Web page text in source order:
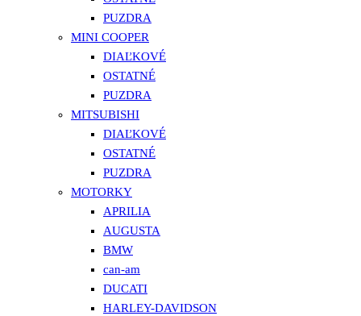
PUZDRA
MINI COOPER
DIAĽKOVÉ
OSTATNÉ
PUZDRA
MITSUBISHI
DIAĽKOVÉ
OSTATNÉ
PUZDRA
MOTORKY
APRILIA
AUGUSTA
BMW
can-am
DUCATI
HARLEY-DAVIDSON